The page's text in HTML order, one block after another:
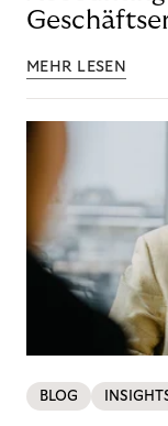
MEHR LESEN
BLOG